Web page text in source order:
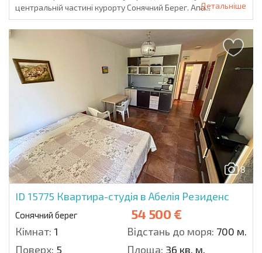
центральній частині курорту Сонячний Берег. Апа...Детальніше
8
ID 15775 Квартира-студія в Абелія Резиденс
Сонячний берег 54 500 €
Кімнат: 1 Відстань до моря: 700 м.
Поверх: 5 Площа: 36 кв. м.